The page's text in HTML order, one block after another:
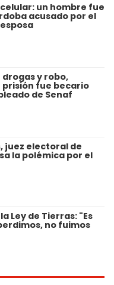
un hombre fue
acusado por el
y robo,
prisión fue becario
de Senaf
juez electoral de
la polémica por el
Ley de Tierras: "Es
no fuimos